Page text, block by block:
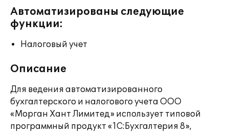
Автоматизированы следующие
функции:
Налоговый учет
Описание
Для ведения автоматизированного
бухгалтерского и налогового учета ООО
«Морган Хант Лимитед» использует типовой
программный продукт «1С:Бухгалтерия 8»,